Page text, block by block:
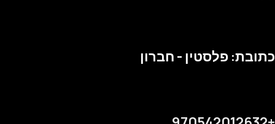
כתובת: פלסטין - חברון